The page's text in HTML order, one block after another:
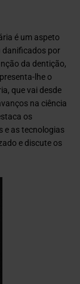
é um aspeto
danificados por
da dentição,
lhe o
que vai desde
na ciência
os
e as tecnologias
e discute os